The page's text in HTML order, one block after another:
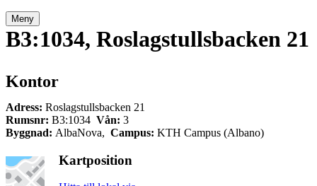
Meny
B3:1034, Roslagstullsbacken 21
Kontor
Adress: Roslagstullsbacken 21
Rumsnr: B3:1034 Vån: 3
Byggnad: AlbaNova, Campus: KTH Campus (Albano)
Kartposition